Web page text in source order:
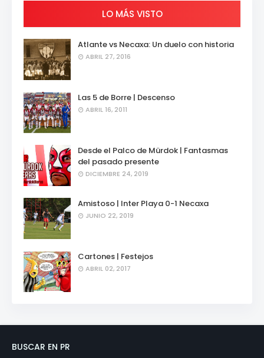
LO MÁS VISTO
Atlante vs Necaxa: Un duelo con historia
ABRIL 27, 2016
Las 5 de Borre | Descenso
ABRIL 16, 2011
Desde el Palco de Mürdok | Fantasmas
del pasado presente
DICIEMBRE 24, 2019
Amistoso | Inter Playa 0-1 Necaxa
JUNIO 22, 2019
Cartones | Festejos
ABRIL 02, 2017
BUSCAR EN PR